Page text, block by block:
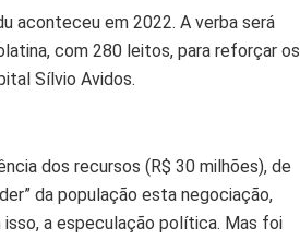
aconteceu em 2022. A verba será
com 280 leitos, para reforçar os
Sílvio Avidos.
dos recursos (R$ 30 milhões), de
da população esta negociação,
a especulação política. Mas foi